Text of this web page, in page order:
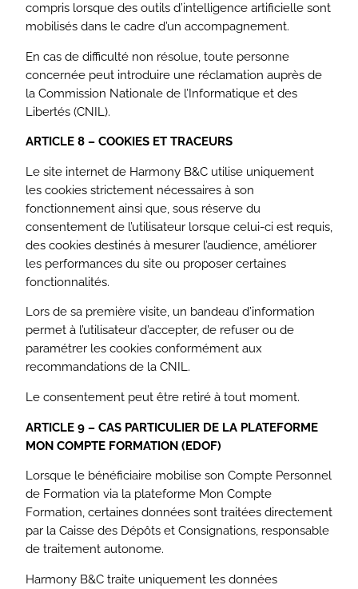
compris lorsque des outils d’intelligence artificielle sont
mobilisés dans le cadre d’un accompagnement.
En cas de difficulté non résolue, toute personne
concernée peut introduire une réclamation auprès de
la Commission Nationale de l’Informatique et des
Libertés (CNIL).
ARTICLE 8 – COOKIES ET TRACEURS
Le site internet de Harmony B&C utilise uniquement
les cookies strictement nécessaires à son
fonctionnement ainsi que, sous réserve du
consentement de l’utilisateur lorsque celui-ci est requis,
des cookies destinés à mesurer l’audience, améliorer
les performances du site ou proposer certaines
fonctionnalités.
Lors de sa première visite, un bandeau d’information
permet à l’utilisateur d’accepter, de refuser ou de
paramétrer les cookies conformément aux
recommandations de la CNIL.
Le consentement peut être retiré à tout moment.
ARTICLE 9 – CAS PARTICULIER DE LA PLATEFORME
MON COMPTE FORMATION (EDOF)
Lorsque le bénéficiaire mobilise son Compte Personnel
de Formation via la plateforme Mon Compte
Formation, certaines données sont traitées directement
par la Caisse des Dépôts et Consignations, responsable
de traitement autonome.
Harmony B&C traite uniquement les données